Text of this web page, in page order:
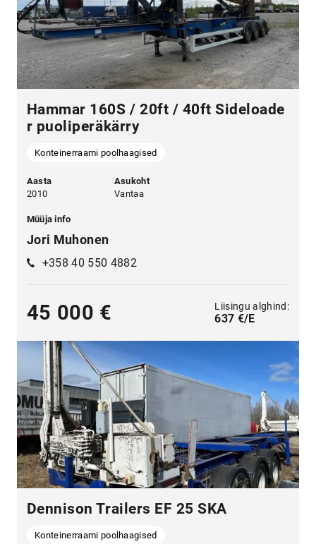
Hammar 160S / 20ft / 40ft Sideloade
r puoliperäkärry
Konteinerraami poolhaagised
Aasta
2010
Asukoht
Vantaa
Müüja info
Jori Muhonen
+358 40 550 4882
45 000 € Liisingu alghind:
637 €/E
Dennison Trailers EF 25 SKA
Konteinerraami poolhaagised